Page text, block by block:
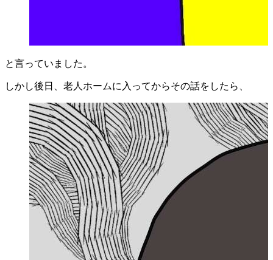
と言っていました。
しかし後日、老人ホームに入ってからその話をしたら、